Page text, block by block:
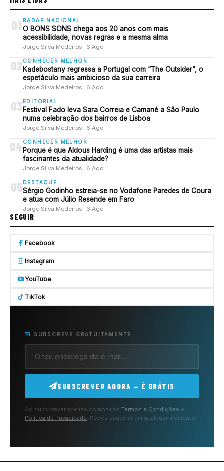
01 RADAR NACIONAL
O BONS SONS chega aos 20 anos com mais
acessibilidade, novas regras e a mesma alma
Jorge Silva Medeiros · 6 Ago
02 CONHECER MELHOR
Kadebostany regressa a Portugal com “The Outsider”, o
espetáculo mais ambicioso da sua carreira
Jorge Silva Medeiros · 6 Ago
03 EDITORIAL
Festival Fado leva Sara Correia e Camané a São Paulo
numa celebração dos bairros de Lisboa
Jorge Silva Medeiros · 6 Ago
04CONHECER MELHOR
Porque é que Aldous Harding é uma das artistas mais
fascinantes da atualidade?
Jorge Silva Medeiros · 6 Ago
05 DESTAQUE
Sérgio Godinho estreia-se no Vodafone Paredes de Coura
e atua com Júlio Resende em Faro
Jorge Silva Medeiros · 6 Ago
SEGUIR
Facebook
Instagram
YouTube
TikTok
SUBSCREVE GRATUITAMENTE
SUBSCREVER AGORA — É GRÁTIS
Ao subscrever aceitas os nossos Termos e Condições e
Política de Privacidade . Podes cancelar em qualquer momento.